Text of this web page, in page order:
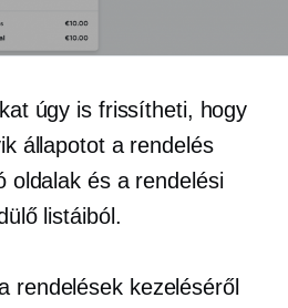
úgy is frissítheti, hogy
állapotot a rendelés
oldalak és a rendelési
listáiból.
rendelések kezeléséről